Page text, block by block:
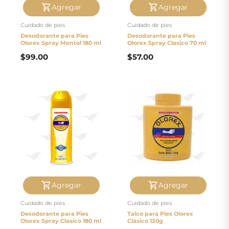
Agregar
Cuidado de pies
Desodorante para Pies
Olorex Spray Mentol 180 ml
$99.00
Agregar
Cuidado de pies
Desodorante para Pies
Olorex Spray Clasico 70 ml
$57.00
Agregar
Cuidado de pies
Desodorante para Pies
Olorex Spray Clasico 180 ml
Agregar
Cuidado de pies
Talco para Pies Olorex
Clásico 130g